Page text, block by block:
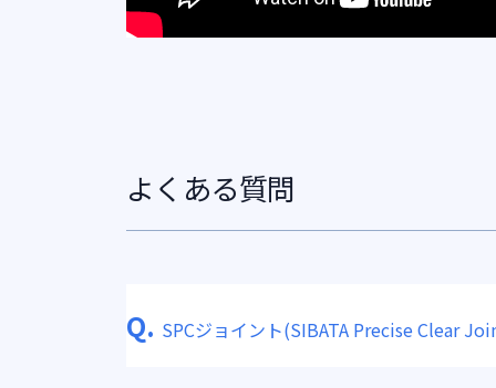
よくある質問
Q. SPCジョイント(SIBATA Precise Clear